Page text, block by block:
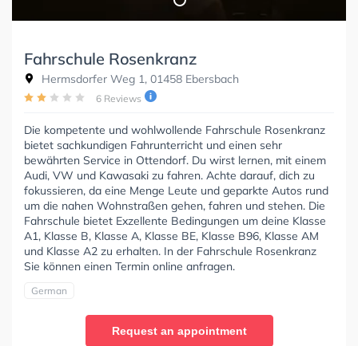
Fahrschule Rosenkranz
Hermsdorfer Weg 1, 01458 Ebersbach
6 Reviews
Die kompetente und wohlwollende Fahrschule Rosenkranz
bietet sachkundigen Fahrunterricht und einen sehr
bewährten Service in Ottendorf. Du wirst lernen, mit einem
Audi, VW und Kawasaki zu fahren. Achte darauf, dich zu
fokussieren, da eine Menge Leute und geparkte Autos rund
um die nahen Wohnstraßen gehen, fahren und stehen. Die
Fahrschule bietet Exzellente Bedingungen um deine Klasse
A1, Klasse B, Klasse A, Klasse BE, Klasse B96, Klasse AM
und Klasse A2 zu erhalten. In der Fahrschule Rosenkranz
Sie können einen Termin online anfragen.
German
Request an appointment